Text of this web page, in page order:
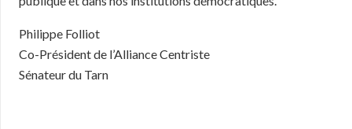
Philippe Folliot
Co-Président de l’Alliance Centriste
Sénateur du Tarn